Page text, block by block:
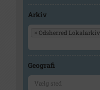
Arkiv
× Odsherred Lokalarkiv
Geografi